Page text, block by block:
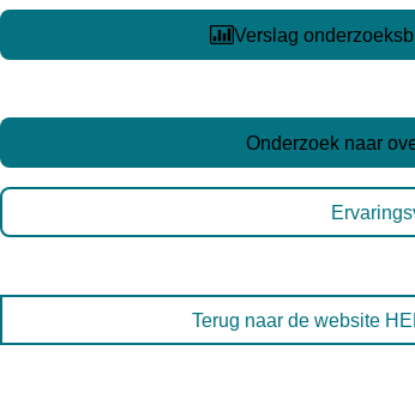
Verslag
Onderzoek naar
Terug naar de website